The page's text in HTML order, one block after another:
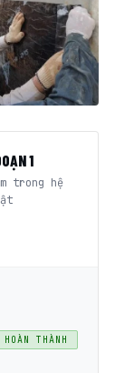
1
trong hệ
HOÀN THÀNH